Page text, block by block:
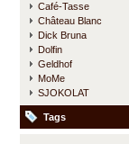
Café-Tasse
Château Blanc
Dick Bruna
Dolfin
Geldhof
MoMe
SJOKOLAT
Tags